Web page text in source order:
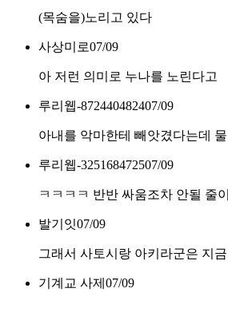
(목숨을)노리고 있다
사상미로07/09
아 저런 의미로 누나를 노린다고
루리웹-872440482407/09
아내를 악마한테 빼앗겼다는데
루리웹-325168472507/09
ㅋㅋㅋㅋ 반반 싸움조차 안될 줄
발기잇07/09
그래서 사토시랑 아키라군은 지
기계교 사제 07/09